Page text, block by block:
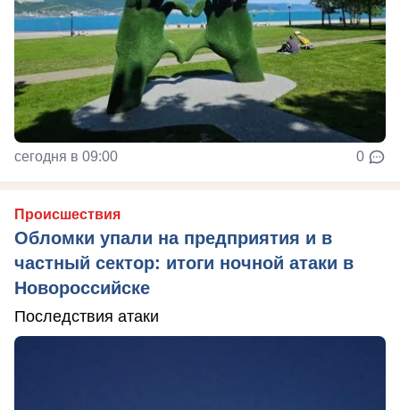
сегодня в 09:00 0
Происшествия
Обломки упали на предприятия и в
частный сектор: итоги ночной атаки в
Новороссийске
Последствия атаки